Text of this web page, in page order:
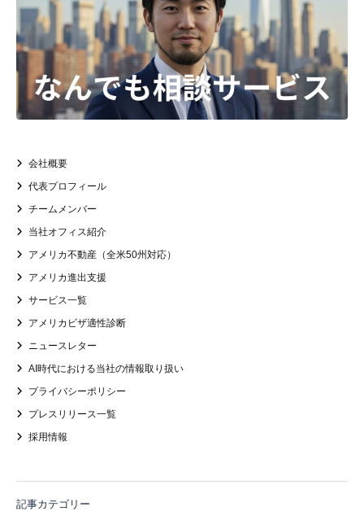
会社概要
代表プロフィール
チームメンバー
当社オフィス紹介
アメリカ不動産（全米50州対応）
アメリカ進出支援
サービス一覧
アメリカビザ適性診断
ニュースレター
AI時代における当社の情報取り扱い
プライバシーポリシー
プレスリリース一覧
採用情報
記事カテゴリー